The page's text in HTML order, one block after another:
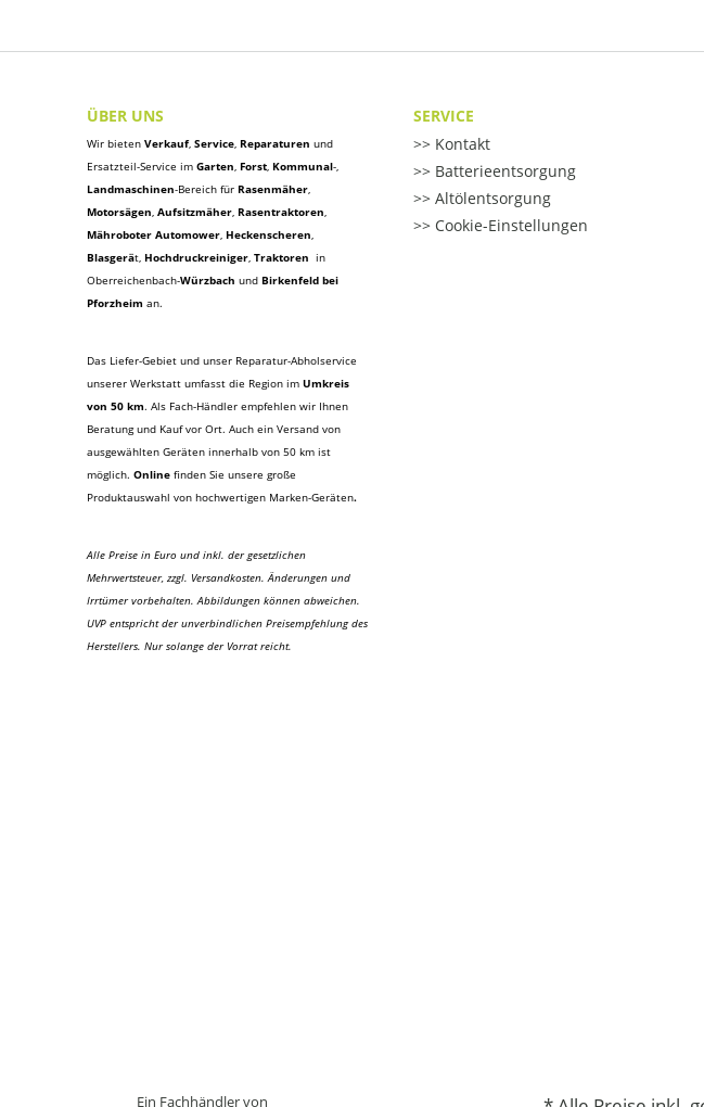
ÜBER UNS
Wir bieten Verkauf, Service, Reparaturen und
Ersatzteil-Service im Garten, Forst, Kommunal-,
Landmaschinen-Bereich für Rasenmäher,
Motorsägen, Aufsitzmäher, Rasentraktoren,
Mähroboter Automower, Heckenscheren,
Blasgerät, Hochdruckreiniger, Traktoren in
Oberreichenbach-Würzbach und Birkenfeld bei
Pforzheim an.
Das Liefer-Gebiet und unser Reparatur-Abholservice
unserer Werkstatt umfasst die Region im Umkreis
von 50 km. Als Fach-Händler empfehlen wir Ihnen
Beratung und Kauf vor Ort. Auch ein Versand von
ausgewählten Geräten innerhalb von 50 km ist
möglich. Online finden Sie unsere große
Produktauswahl von hochwertigen Marken-Geräten.
Alle Preise in Euro und inkl. der gesetzlichen
Mehrwertsteuer, zzgl. Versandkosten. Änderungen und
Irrtümer vorbehalten. Abbildungen können abweichen.
UVP entspricht der unverbindlichen Preisempfehlung des
Herstellers. Nur solange der Vorrat reicht.
SERVICE
Kontakt
Batterieentsorgung
Altölentsorgung
Cookie-Einstellungen
Ein Fachhändler von